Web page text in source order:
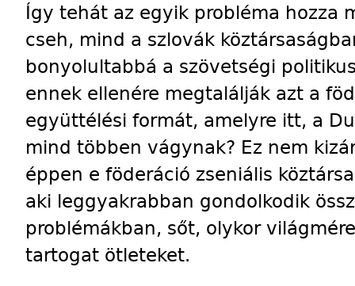
Így tehát az egyik probléma hozza
cseh, mind a szlovák
bonyolultabbá a szövetségi
ennek ellenére megtalálják azt a
együttélési formát, amelyre itt, a
mind többen vágynak? Ez nem
éppen e föderáció zseniális
aki leggyakrabban gondolkodik
problémákban, sőt, olykor
tartogat ötleteket.